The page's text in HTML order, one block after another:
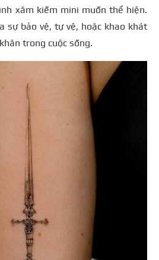
xăm kiếm mini muốn thể hiện.
sự bảo vệ, tự vệ, hoặc khao khát
trong cuộc sống.